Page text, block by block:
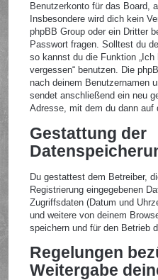
Benutzerkonto für das Board,
Insbesondere wird dich kein
phpBB Group oder ein Dritter
Passwort fragen. Solltest du
so kannst du die Funktion
vergessen“ benutzen. Die
nach deinem Benutzernamen
sendet anschließend ein neu
Adresse, mit dem du dann auf
Gestattung der
Du gestattest dem Betreiber,
Registrierung eingegebenen
Zugriffsdaten (Datum und
und weitere von deinem
speichern und für den Betrieb
Regelungen
Weitergabe